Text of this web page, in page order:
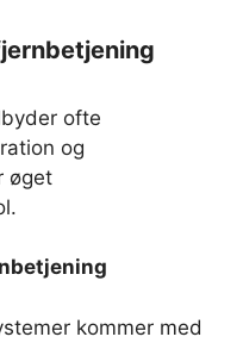
ofte
og
øget
kommer med